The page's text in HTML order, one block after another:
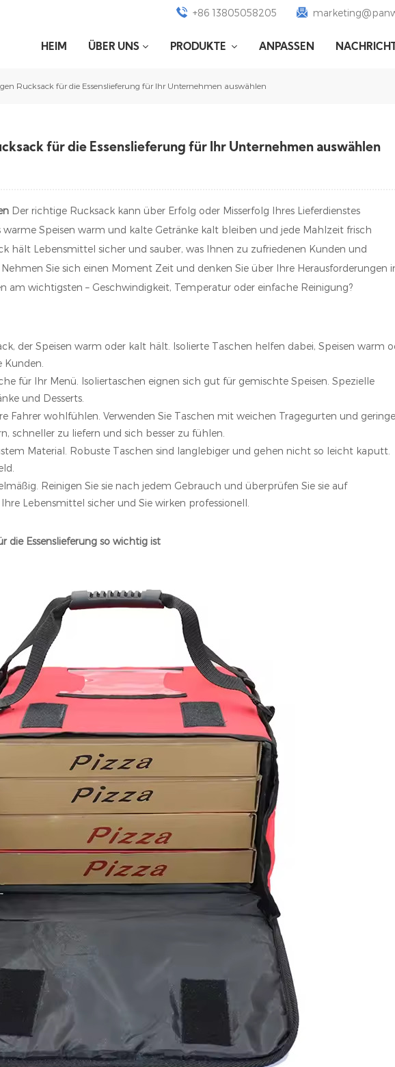
+86 13805058205
HEIM ÜBER UNS PRODUKTE ANPASSEN
Rucksack für die Essenslieferung für Ihr Unternehmen auswählen
für die Essenslieferung für Ihr Unternehmen auswählen
Der richtige Rucksack kann über Erfolg oder Misserfolg Ihres Lieferdienstes
warme Speisen warm und kalte Getränke kalt bleiben und jede Mahlzeit frisch
hält Lebensmittel sicher und sauber, was Ihnen zu zufriedenen Kunden und
Sie sich einen Moment Zeit und denken Sie über Ihre Herausforderungen
am wichtigsten – Geschwindigkeit, Temperatur oder einfache Reinigung?
der Speisen warm oder kalt hält. Isolierte Taschen helfen dabei, Speisen warm
für Ihr Menü. Isoliertaschen eignen sich gut für gemischte Speisen. Spezielle
und Desserts.
Fahrer wohlfühlen. Verwenden Sie Taschen mit weichen Tragegurten und
schneller zu liefern und sich besser zu fühlen.
Material. Robuste Taschen sind langlebiger und gehen nicht so leicht kaputt.
Reinigen Sie sie nach jedem Gebrauch und überprüfen Sie sie auf
Lebensmittel sicher und Sie wirken professionell.
die Essenslieferung so wichtig ist